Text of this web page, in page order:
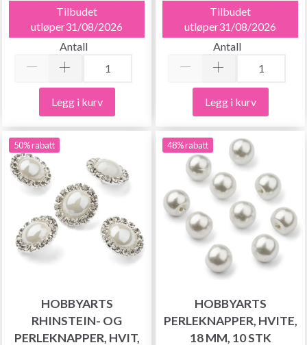
Tilbudet
utløper31/08/2026
Antall
Legg i kurv
Tilbudet
utløper31/08/2026
Antall
Legg i kurv
50% rabatt
HOBBYARTS
RHINSTEIN- OG
PERLEKNAPPER, HVIT,
48% rabatt
HOBBYARTS
PERLEKNAPPER, HVITE,
18 MM, 10 STK